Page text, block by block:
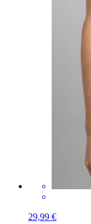
29,99 €